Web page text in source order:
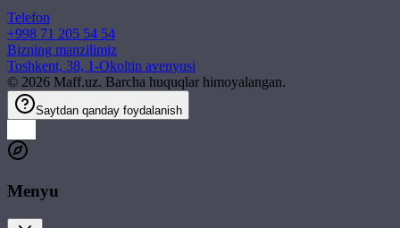
Telefon
+998 71 205 54 54
Bizning manzilimiz
Toshkent, 38, 1-Okoltin avenyusi
© 2026 Maff.uz. Barcha huquqlar himoyalangan.
Saytdan qanday foydalanish
Menyu